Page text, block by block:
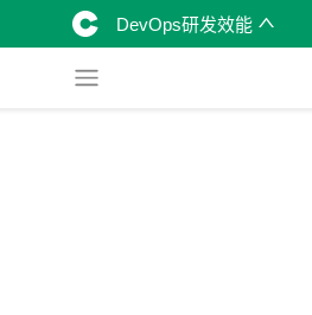
DevOps研发效能